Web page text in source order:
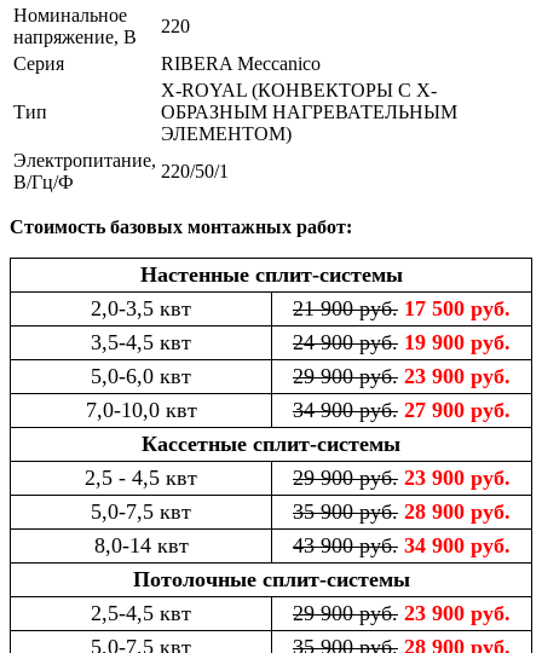
Номинальное
напряжение, В
220
Серия
RIBERA Meccanico
Тип
X-ROYAL (КОНВЕКТОРЫ С X-
ОБРАЗНЫМ НАГРЕВАТЕЛЬНЫМ
ЭЛЕМЕНТОМ)
Электропитание,
В/Гц/Ф
220/50/1
Стоимость базовых монтажных работ:
Настенные сплит-системы
2,0-3,5 квт
21 900 руб. 17 500 руб.
3,5-4,5 квт
24 900 руб. 19 900 руб.
5,0-6,0 квт
29 900 руб. 23 900 руб.
7,0-10,0 квт
34 900 руб. 27 900 руб.
Кассетные сплит-системы
2,5 - 4,5 квт
29 900 руб. 23 900 руб.
5,0-7,5 квт
35 900 руб. 28 900 руб.
8,0-14 квт
43 900 руб. 34 900 руб.
Потолочные сплит-системы
2,5-4,5 квт
29 900 руб. 23 900 руб.
5,0-7,5 квт
35 900 руб. 28 900 руб.